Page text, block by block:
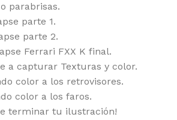
parabrisas.
parte 1.
parte 2.
Ferrari FXX K final.
a capturar Texturas y color.
color a los retrovisores.
color a los faros.
terminar tu ilustración!